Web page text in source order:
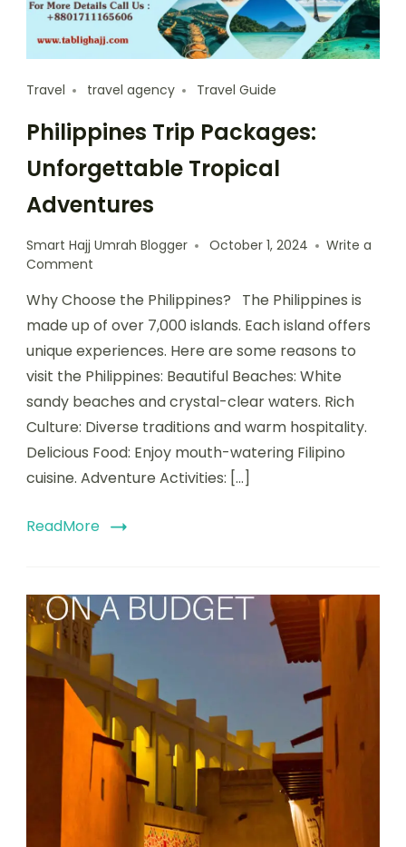
Travel travel agency Travel Guide
Philippines Trip Packages:
Unforgettable Tropical
Adventures
Smart Hajj Umrah Blogger October 1, 2024
Write a
Comment
Why Choose the Philippines? The Philippines is
made up of over 7,000 islands. Each island offers
unique experiences. Here are some reasons to
visit the Philippines: Beautiful Beaches: White
sandy beaches and crystal-clear waters. Rich
Culture: Diverse traditions and warm hospitality.
Delicious Food: Enjoy mouth-watering Filipino
cuisine. Adventure Activities: […]
ReadMore